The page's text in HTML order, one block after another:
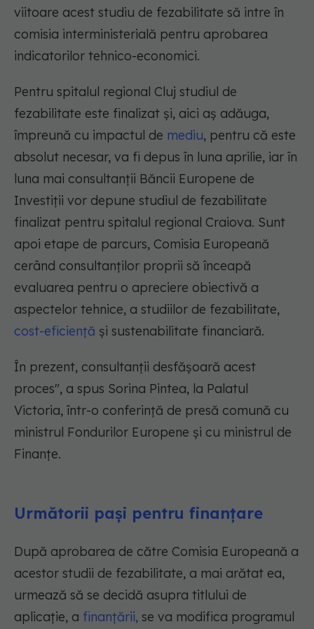
viitoare acest studiu de fezabilitate să intre în
comisia interministerială pentru aprobarea
indicatorilor tehnico-economici.
Pentru spitalul regional Cluj studiul de
fezabilitate este finalizat şi, aici aş adăuga,
împreună cu impactul de mediu, pentru că este
absolut necesar, va fi depus în luna aprilie, iar în
luna mai consultanţii Băncii Europene de
Investiţii vor depune studiul de fezabilitate
finalizat pentru spitalul regional Craiova. Sunt
apoi etape de parcurs, Comisia Europeană
cerând consultanţilor proprii să înceapă
evaluarea pentru o apreciere obiectivă a
aspectelor tehnice, a studiilor de fezabilitate,
cost-eficienţă şi sustenabilitate financiară.
În prezent, consultanţii desfăşoară acest
proces", a spus Sorina Pintea, la Palatul
Victoria, într-o conferinţă de presă comună cu
ministrul Fondurilor Europene şi cu ministrul de
Finanţe.
Următorii pași pentru finanțare
După aprobarea de către Comisia Europeană a
acestor studii de fezabilitate, a mai arătat ea,
urmează să se decidă asupra titlului de
aplicaţie, a finanţării, se va modifica programul